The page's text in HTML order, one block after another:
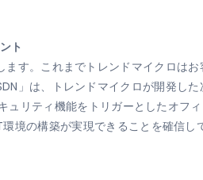
ト
す。これまでトレンドマイクロは
」は、トレンドマイクロが開発し
リティ機能をトリガーとしたオフ
境の構築が実現できることを確信し